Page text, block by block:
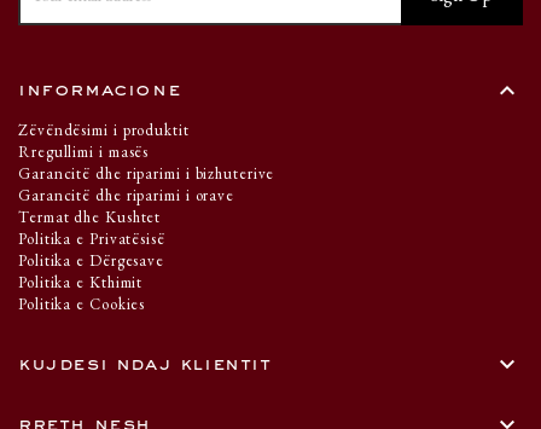
kujdesi ndaj klientit keyboard_arrow_down
informacione keyboard_arrow_up
Zëvëndësimi i produktit
Rregullimi i masës
Garancitë dhe riparimi i bizhuterive
Garancitë dhe riparimi i orave
Termat dhe Kushtet
Politika e Privatësisë
Politika e Dërgesave
Politika e Kthimit
Politika e Cookies